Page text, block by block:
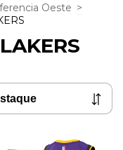
Oeste >